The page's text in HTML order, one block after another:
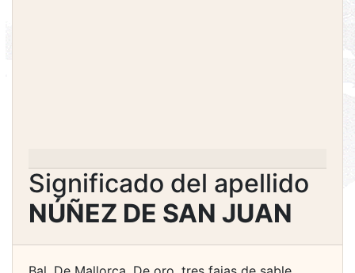
Significado del apellido
NÚÑEZ DE SAN JUAN